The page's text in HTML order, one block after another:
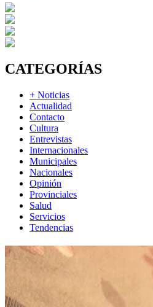
CATEGORÍAS
+ Noticias
Actualidad
Contacto
Cultura
Entrevistas
Internacionales
Municipales
Nacionales
Opinión
Provinciales
Salud
Servicios
Tendencias